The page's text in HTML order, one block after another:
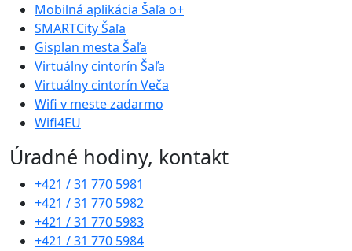
Mobilná aplikácia Šaľa o+
SMARTCity Šaľa
Gisplan mesta Šaľa
Virtuálny cintorín Šaľa
Virtuálny cintorín Veča
Wifi v meste zadarmo
Wifi4EU
Úradné hodiny, kontakt
+421 / 31 770 5981
+421 / 31 770 5982
+421 / 31 770 5983
+421 / 31 770 5984